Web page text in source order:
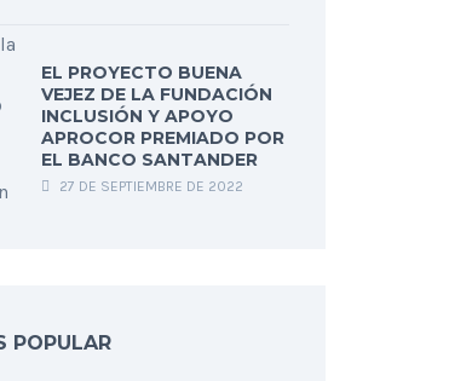
EL PROYECTO BUENA
VEJEZ DE LA FUNDACIÓN
INCLUSIÓN Y APOYO
APROCOR PREMIADO POR
EL BANCO SANTANDER
27 DE SEPTIEMBRE DE 2022
POPULAR